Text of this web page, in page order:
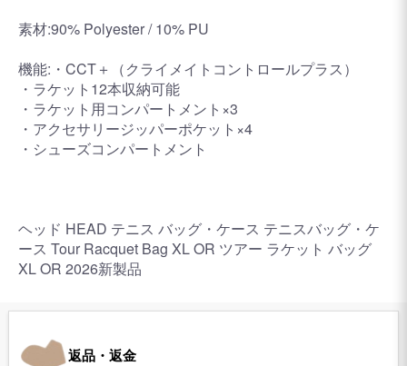
素材:90% Polyester / 10% PU
機能:・CCT＋（クライメイトコントロールプラス）
・ラケット12本収納可能
・ラケット用コンパートメント×3
・アクセサリージッパーポケット×4
・シューズコンパートメント
ヘッド HEAD テニス バッグ・ケース テニスバッグ・ケ
ース Tour Racquet Bag XL OR ツアー ラケット バッグ
XL OR 2026新製品
返品・返金